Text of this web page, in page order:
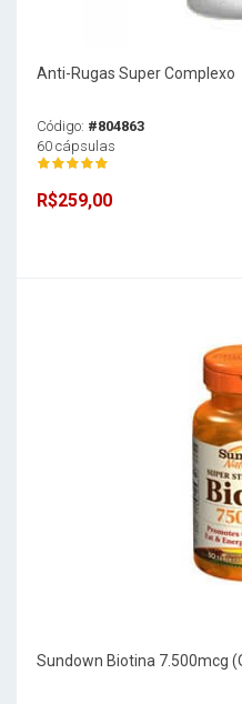
Anti-Rugas Super Complexo
Código: #804863
60 cápsulas
R$259,00
Sundown Biotina 7.500mcg